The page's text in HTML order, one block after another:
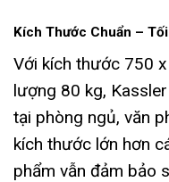
Kích Thước Chuẩn –
Với kích thước 750
lượng 80 kg,
tại phòng ngủ, văn
kích thước lớn hơn
phẩm vẫn đảm bảo